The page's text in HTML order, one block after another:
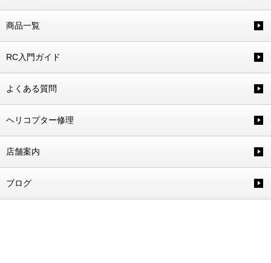
商品一覧
RC入門ガイド
よくある質問
ヘリコプター修理
店舗案内
ブログ